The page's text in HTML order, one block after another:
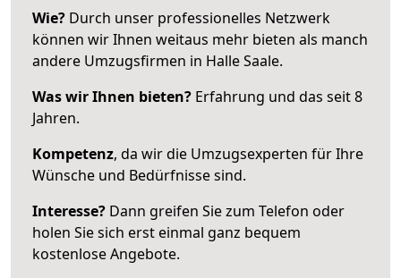
Wie? Durch unser professionelles Netzwerk
können wir Ihnen weitaus mehr bieten als manch
andere Umzugsfirmen in Halle Saale.
Was wir Ihnen bieten? Erfahrung und das seit 8
Jahren.
Kompetenz, da wir die Umzugsexperten für Ihre
Wünsche und Bedürfnisse sind.
Interesse? Dann greifen Sie zum Telefon oder
holen Sie sich erst einmal ganz bequem
kostenlose Angebote.